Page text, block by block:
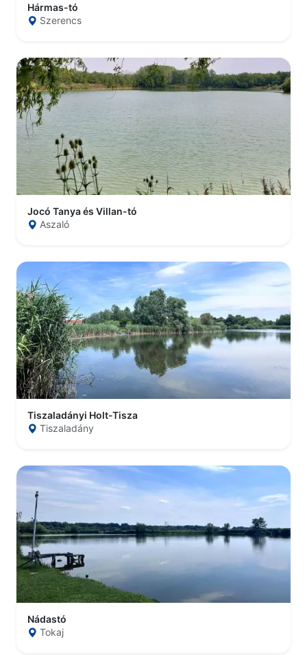
Hármas-tó
Szerencs
Jocó Tanya és Villan-tó
Aszaló
Tiszaladányi Holt-Tisza
Tiszaladány
Nádastó
Tokaj